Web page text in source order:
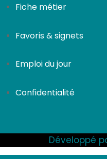
Fiche métier
Favoris & signets
Emploi du jour
Confidentialité
Développé